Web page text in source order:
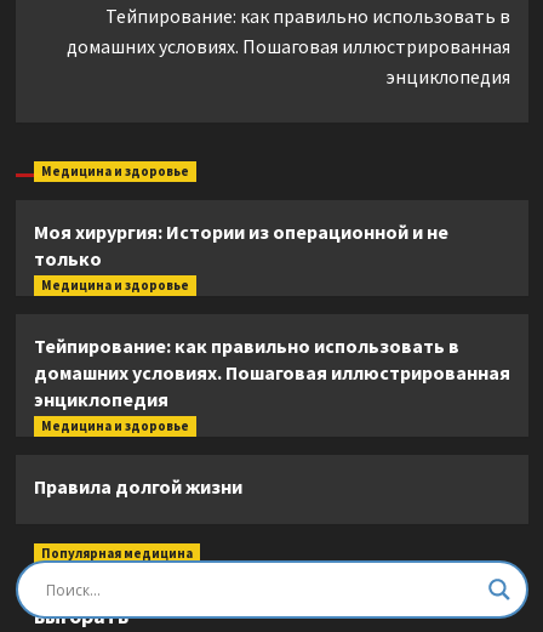
Тейпирование: как правильно использовать в
домашних условиях. Пошаговая иллюстрированная
энциклопедия
Медицина и здоровье
Моя хирургия: Истории из операционной и не
только
Медицина и здоровье
Тейпирование: как правильно использовать в
домашних условиях. Пошаговая иллюстрированная
энциклопедия
Медицина и здоровье
Правила долгой жизни
Популярная медицина
Быть врачом. Как помогать, развиваться и не
выгорать